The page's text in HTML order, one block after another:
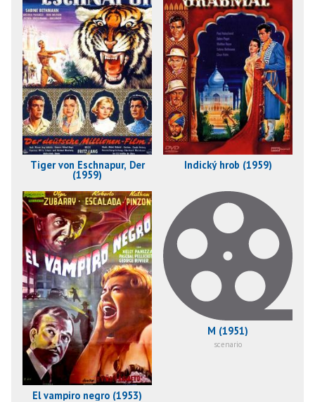
Tiger von Eschnapur, Der
(1959)
Indický hrob (1959)
El vampiro negro (1953)
M (1951)
scenario